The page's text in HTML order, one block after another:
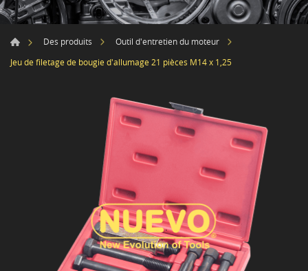
Des produits
Outil d'entretien du moteur
Jeu de filetage de bougie d'allumage 21 pièces M14 x 1,25